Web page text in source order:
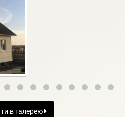
в галерею